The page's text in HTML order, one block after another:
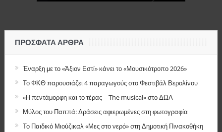
ΠΡΌΣΦΑΤΑ ΆΡΘΡΑ
Έναρξη με το «Άξιον Εστί» κάνει το «Μουσικότροπο 2026»
Το ΦΚΘ παρουσιάζει 4 παραγωγούς στο Φεστιβάλ Βερολίνου
«Η πεντάμορφη και το τέρας – The musical» στο ΔΩΛ
Μύλος του Παππά: Δράσεις αφιερωμένες στη φωτογραφία
Το Παιδικό Μιούζικαλ «Μες στο νερό» στη Δημοτική Πινακοθήκη